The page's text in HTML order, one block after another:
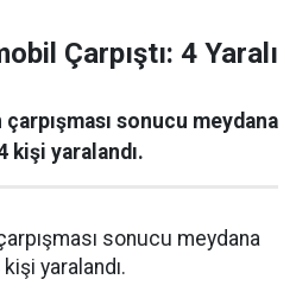
Çarpıştı: 4 Yaralı
sonucu meydana
kişi yaralandı.
sonucu meydana
yaralandı.